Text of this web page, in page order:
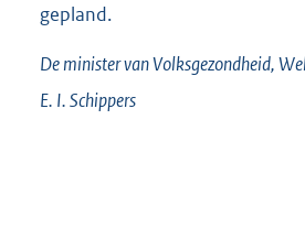
gepland.
De minister van Volksgezondheid,
E. I.Schippers